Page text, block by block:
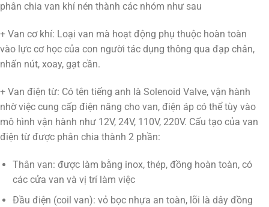
phân chia van khí nén thành các nhóm như sau
+ Van cơ khí: Loại van mà hoạt động phụ thuộc hoàn toàn
vào lực cơ học của con người tác dụng thông qua đạp chân,
nhấn nút, xoay, gạt cần.
+ Van điện từ: Có tên tiếng anh là Solenoid Valve, vận hành
nhờ việc cung cấp điện năng cho van, điện áp có thể tùy vào
mô hình vận hành như 12V, 24V, 110V, 220V. Cấu tạo của van
điện từ được phân chia thành 2 phần:
Thân van: được làm bằng inox, thép, đồng hoàn toàn, có
các cửa van và vị trí làm việc
Đầu điện (coil van): vỏ bọc nhựa an toàn, lõi là dây đồng